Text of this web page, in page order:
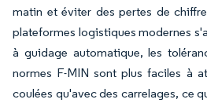
matin et éviter des pertes de
plateformes logistiques modernes
à guidage automatique, les
normes F-MIN sont plus faciles à
coulées qu'avec des carrelages, ce